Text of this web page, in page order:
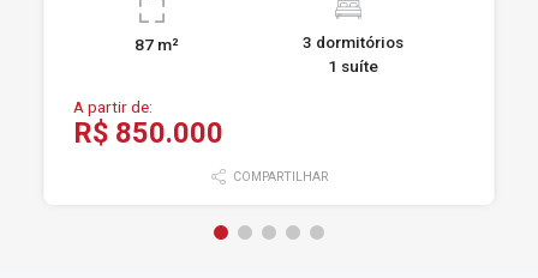
87 m²
3 dormitórios
1 suíte
A partir de:
R$ 850.000
COMPARTILHAR